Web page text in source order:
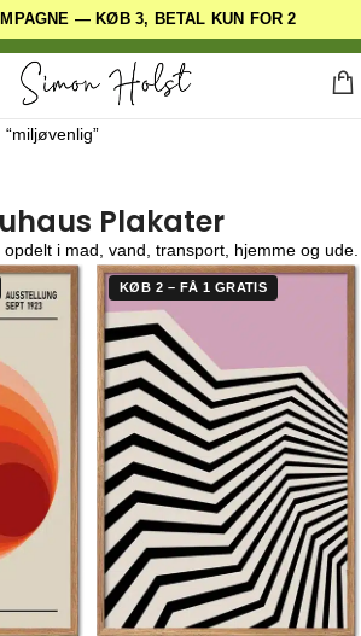
— KØB 3, BETAL KUN FOR 2
ORIGINALE DESIGNS
Plakater
i mad, vand, transport, hjemme og ude.
KØB 2 – FÅ 1 GRATIS